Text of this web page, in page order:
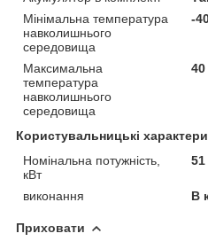
Мінімальна температура
навколишнього
середовища
-
Максимальна
температура
навколишнього
середовища
40
Користувальницькі
Номінальна потужність,
кВт
51
виконання В
Приховати